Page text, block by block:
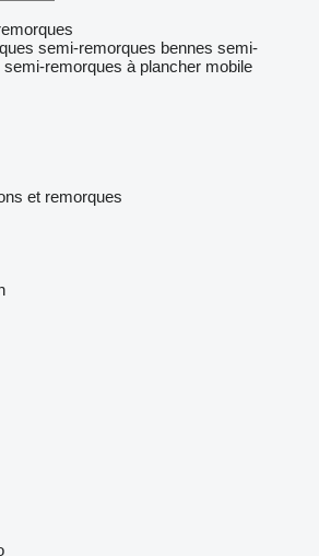
semi-remorques bennes semi-
semi-remorques à plancher mobile
et remorques